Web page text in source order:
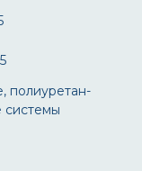
полиуретан-
системы